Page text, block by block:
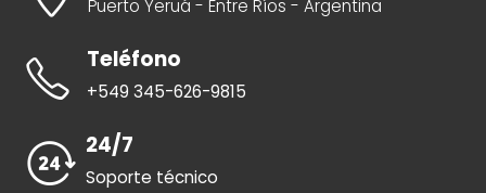
Puerto Yeruá - Entre Ríos - Argentina
Teléfono
+549 345-626-9815
24/7
Soporte técnico